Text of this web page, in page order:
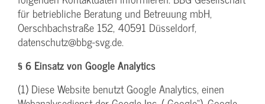
für betriebliche Beratung und Betreuung mbH,
Oerschbachstraße 152, 40591 Düsseldorf,
datenschutz@bbg-svg.de.
§ 6 Einsatz von Google Analytics
(1) Diese Website benutzt Google Analytics, einen